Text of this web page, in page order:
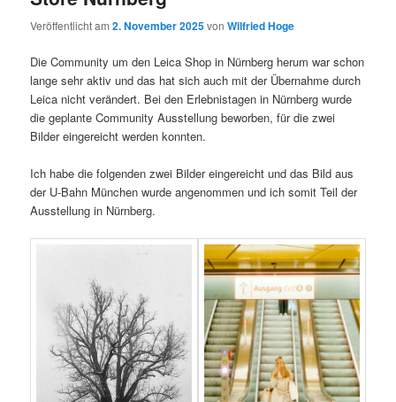
Veröffentlicht am2. November 2025vonWilfried Hoge
Die Community um den Leica Shop in Nürnberg herum war schon
lange sehr aktiv und das hat sich auch mit der Übernahme durch
Leica nicht verändert. Bei den Erlebnistagen in Nürnberg wurde
die geplante Community Ausstellung beworben, für die zwei
Bilder eingereicht werden konnten.
Ich habe die folgenden zwei Bilder eingereicht und das Bild aus
der U-Bahn München wurde angenommen und ich somit Teil der
Ausstellung in Nürnberg.